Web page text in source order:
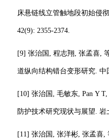
床悬链线立管触地段初始侵
42(9): 2355-2374.
[9] 张治国 , 程志翔 , 张孟喜,
道纵向结构错台变形研究. 中
[10] 张治国 , 毛敏东, Pan Y T,
防护技术研究现状与展望. 岩
[11] 张治国 , 张洋彬, 张孟喜,